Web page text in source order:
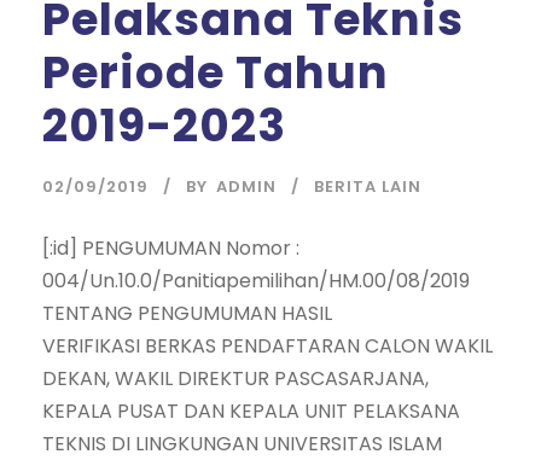
Pelaksana Teknis
Periode Tahun
2019-2023
02/09/2019 BY ADMIN BERITA LAIN
[:id] PENGUMUMAN Nomor :
004/Un.10.0/Panitiapemilihan/HM.00/08/2019
TENTANG PENGUMUMAN HASIL
VERIFIKASI BERKAS PENDAFTARAN CALON WAKIL
DEKAN, WAKIL DIREKTUR PASCASARJANA,
KEPALA PUSAT DAN KEPALA UNIT PELAKSANA
TEKNIS DI LINGKUNGAN UNIVERSITAS ISLAM